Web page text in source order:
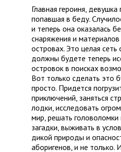
Главная героиня,
попавшая в беду.
и теперь она оказалась
снаряжения и
островах. Это целая сеть
должны будете теперь
островок в поисках
Вот только сделать это
просто. Придется
приключений, заняться
лодки, исследовать
мир, решать головоломки
загадки, выживать в
дикой природы и
аборигенов, и не только.